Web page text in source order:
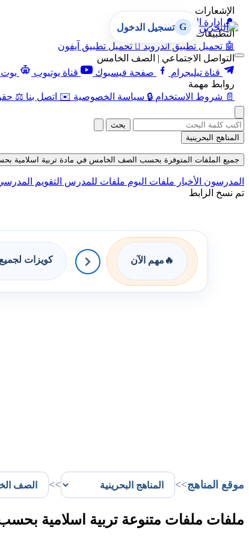
الإشعارات
🔔 إدارة الإشعارات
التطبيقات
🤖 تحميل تطبيق أندرويد  تحميل تطبيق آيفون
التواصل الاجتماعي | الصف الخامس
قناة تيليجرام
صفحة فيسبوك قناة يوتيوب
بوت
روابط مهمة
📄 شروط الاستخدام 🔒 سياسة الخصوصية ✉️ اتصل بنا ⚖️
G تسجيل الدخول
بحث
المناهج البحرينية
جميع الملفات المتوفرة بحسب الصف الخامس في مادة تربية اسلامية بحسب
المدرسون الأخبار ملفات اليوم ملفات للمدرس التقويم
تم نسخ الرابط
🔥 مهم الآن كويزات
موقع المناهج>>
>>
ملفات ملفات متنوعة تربية اسلامية